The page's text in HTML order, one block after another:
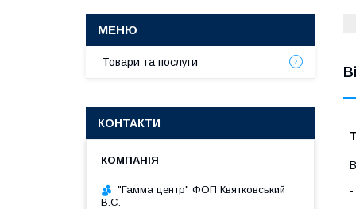
Товари та послуги
КОНТАКТИ
"Гамма центр" ФОП Квятковський
В.С.